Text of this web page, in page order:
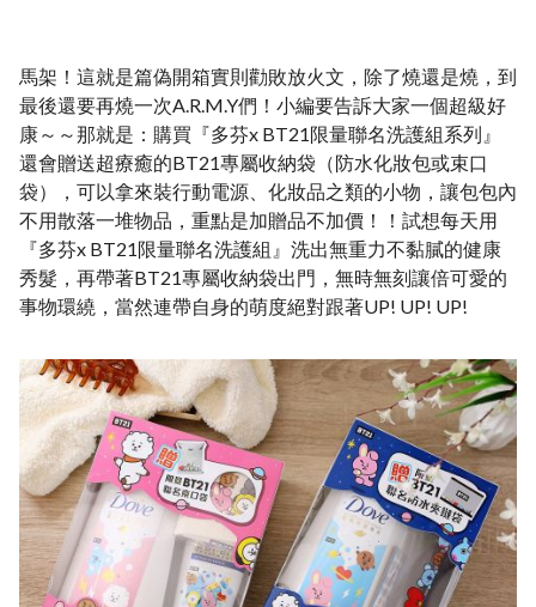
馬架！這就是篇偽開箱實則勸敗放火文，除了燒還是燒，到
最後還要再燒一次A.R.M.Y們！小編要告訴大家一個超級好
康～～那就是：購買『多芬x BT21限量聯名洗護組系列』
還會贈送超療癒的BT21專屬收納袋（防水化妝包或束口
袋），可以拿來裝行動電源、化妝品之類的小物，讓包包內
不用散落一堆物品，重點是加贈品不加價！！試想每天用
『多芬x BT21限量聯名洗護組』洗出無重力不黏膩的健康
秀髮，再帶著BT21專屬收納袋出門，無時無刻讓倍可愛的
事物環繞，當然連帶自身的萌度絕對跟著UP! UP! UP!